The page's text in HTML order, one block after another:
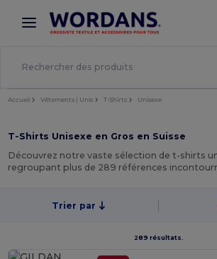
× Appli Wordans
Meilleurs prix sur l’app !
Accueil Vêtements | Unis T-Shirts Unisexe
T-Shirts Unisexe en Gros en Suisse
Découvrez notre vaste sélection de t-shirts
regroupant plus de 289 références
Trier par
289 résultats.